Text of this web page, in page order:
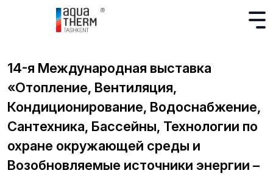
14-я Международная выставка
«Отопление, Вентиляция,
Кондиционирование, Водоснабжение,
Сантехника, Бассейны, Технологии по
охране окружающей среды и
Возобновляемые источники энергии –